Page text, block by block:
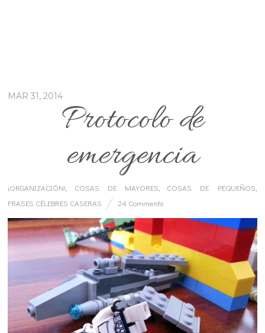
MAR 31, 2014
Protocolo de
emergencia
¡ORGANIZACIÓN! COSAS DE MAYORES COSAS DE PEQUEÑOS
FRASES CÉLEBRES CASERAS
24 Comments